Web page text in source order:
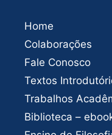
Home
Colaborações
Fale Conosco
Textos
Trabalhos
Biblioteca –